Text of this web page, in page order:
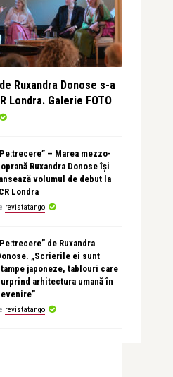
Ruxandra Donose s-a
Londra. Galerie FOTO
– Marea mezzo-
Ruxandra Donose își
lansează volumul de debut la
Londra
revistatango
de Ruxandra
„Scrierile ei sunt
japoneze, tablouri care
arhitectura umană în
revistatango